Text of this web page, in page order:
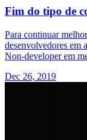
Fim do tipo de
Para continuar
desenvolvedores em
Non-developer em
Dec 26, 2019